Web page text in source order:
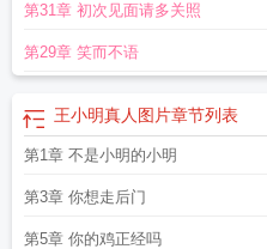
第31章 初次见面请多关照
第29章 笑而不语
王小明真人图片章节列表
第1章 不是小明的小明
第3章 你想走后门
第5章 你的鸡正经吗